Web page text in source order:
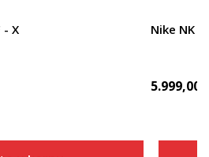
- X Nike NK
5.999,00